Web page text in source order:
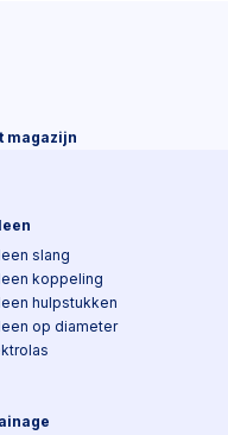
magazijn
slang
koppeling
hulpstukken
op diameter